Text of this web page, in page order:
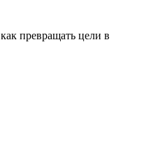
превращать цели в